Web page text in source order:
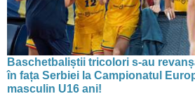
Baschetbaliștii tricolori s-au
în fața Serbiei la Campionatul
masculin U16 ani!